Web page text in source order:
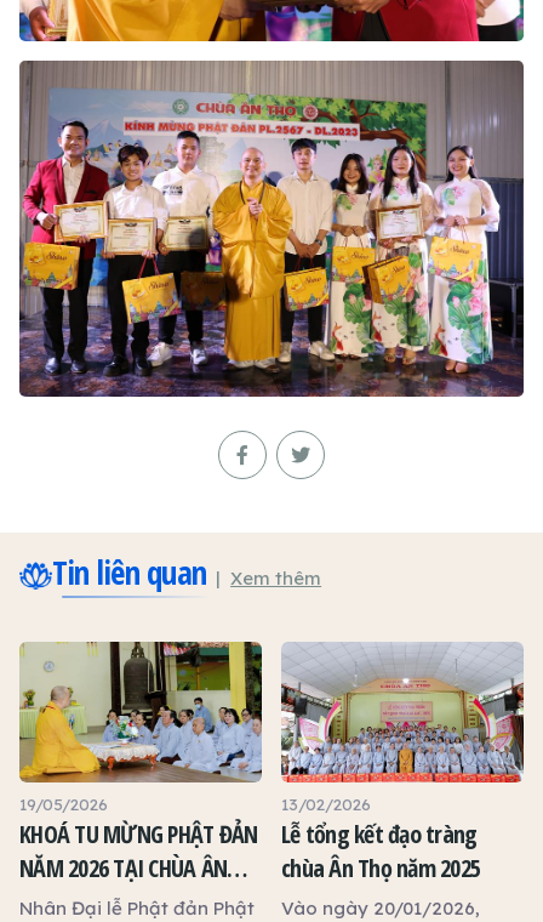
Tin liên quan Xem thêm
19/05/2026
KHOÁ TU MỪNG PHẬT ĐẢN
NĂM 2026 TẠI CHÙA ÂN
THỌ
Nhân Đại lễ Phật đản Phật
13/02/2026
Lễ tổng kết đạo tràng
chùa Ân Thọ năm 2025
Vào ngày 20/01/2026,